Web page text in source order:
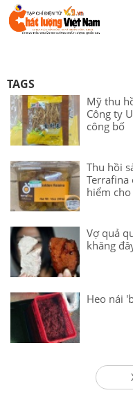
TAGS
Mỹ thu
Công ty
công bố
Thu hồi
Terrafina
hiểm
Vợ quả
khăng
Heo nái